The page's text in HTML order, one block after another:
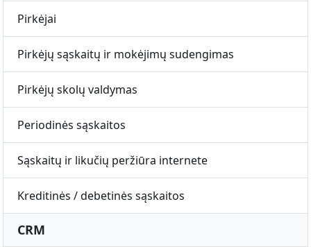
Pirkėjai
Pirkėjų sąskaitų ir mokėjimų sudengimas
Pirkėjų skolų valdymas
Periodinės sąskaitos
Sąskaitų ir likučių peržiūra internete
Kreditinės / debetinės sąskaitos
CRM